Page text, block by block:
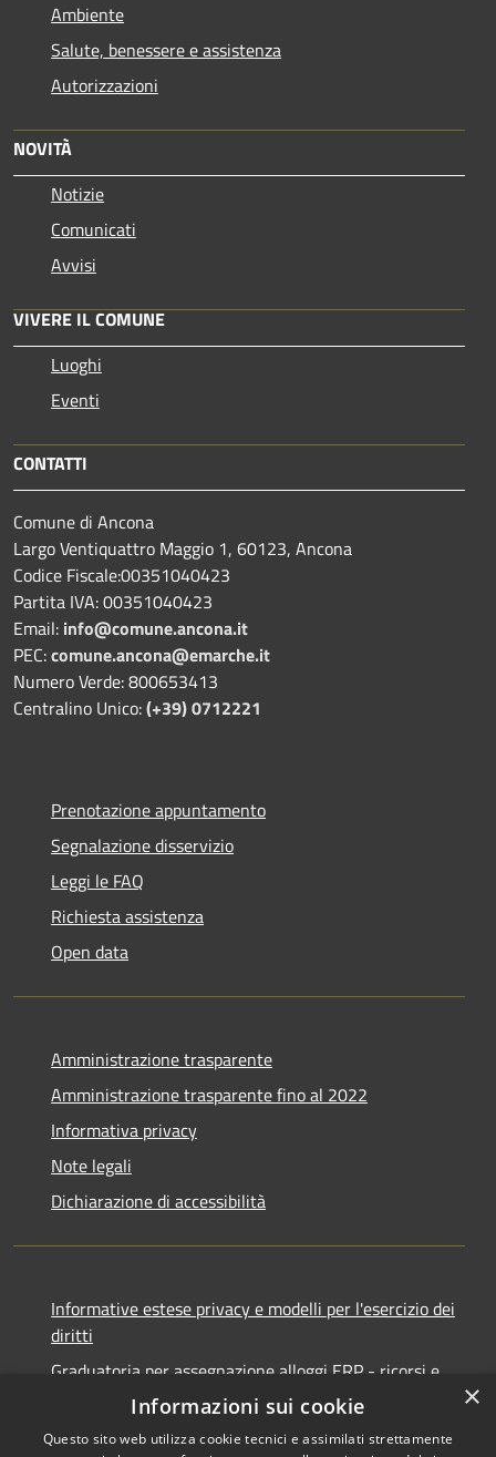
Ambiente
Salute, benessere e assistenza
Autorizzazioni
NOVITÀ
Notizie
Comunicati
Avvisi
VIVERE IL COMUNE
Luoghi
Eventi
CONTATTI
Comune di Ancona
Largo Ventiquattro Maggio 1, 60123, Ancona
Codice Fiscale:00351040423
Partita IVA: 00351040423
Email: info@comune.ancona.it
PEC:comune.ancona@emarche.it
Numero Verde: 800653413
Centralino Unico:(+39) 0712221
Prenotazione appuntamento
Segnalazione disservizio
Leggi le FAQ
Richiesta assistenza
Open data
Amministrazione trasparente
Amministrazione trasparente fino al 2022
Informativa privacy
Note legali
Dichiarazione di accessibilità
Informative estese privacy e modelli per l'esercizio dei
diritti
Graduatoria per assegnazione alloggi ERP - ricorsi e
×
Informazioni sui cookie
Questo sito web utilizza cookie tecnici e assimilati strettamente